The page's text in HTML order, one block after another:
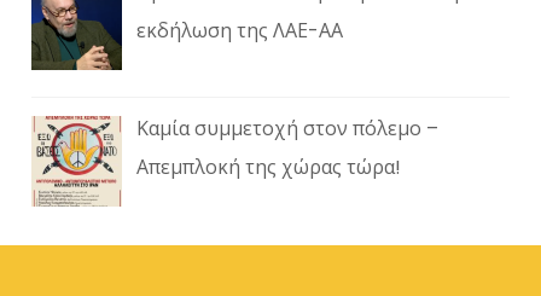
εκδήλωση της ΛΑΕ-ΑΑ
Καμία συμμετοχή στον πόλεμο –
Απεμπλοκή της χώρας τώρα!